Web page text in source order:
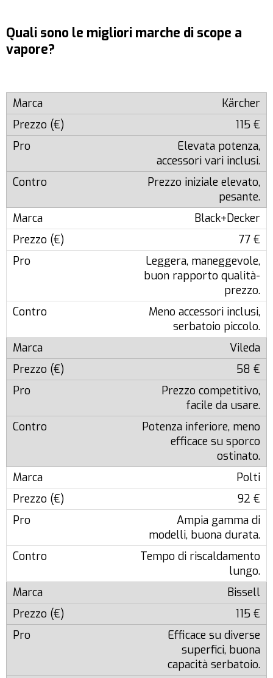
Quali sono le migliori marche di scope a
vapore?
Kärcher
115 €
Elevata potenza,
accessori vari inclusi.
Prezzo iniziale elevato,
pesante.
Black+Decker
77 €
Leggera, maneggevole,
buon rapporto qualità-
prezzo.
Meno accessori inclusi,
serbatoio piccolo.
Vileda
58 €
Prezzo competitivo,
facile da usare.
Potenza inferiore, meno
efficace su sporco
ostinato.
Polti
92 €
Ampia gamma di
modelli, buona durata.
Tempo di riscaldamento
lungo.
Bissell
115 €
Efficace su diverse
superfici, buona
capacità serbatoio.